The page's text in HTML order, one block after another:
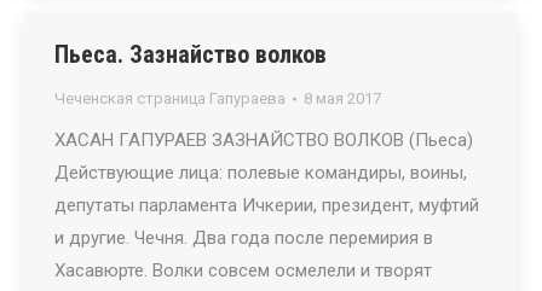
Пьеса. Зазнайство волков
Чеченская страница Гапураева 8 мая 2017
ХАСАН ГАПУРАЕВ ЗАЗНАЙСТВО ВОЛКОВ (Пьеса)
Действующие лица: полевые командиры, воины,
депутаты парламента Ичкерии, президент, муфтий
и другие. Чечня. Два года после перемирия в
Хасавюрте. Волки совсем осмелели и творят